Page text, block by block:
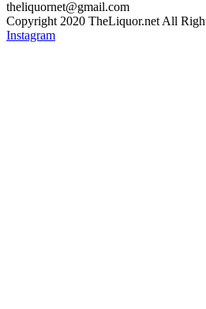
theliquornet@gmail.com
Copyright 2020 TheLiquor.net All
Instagram